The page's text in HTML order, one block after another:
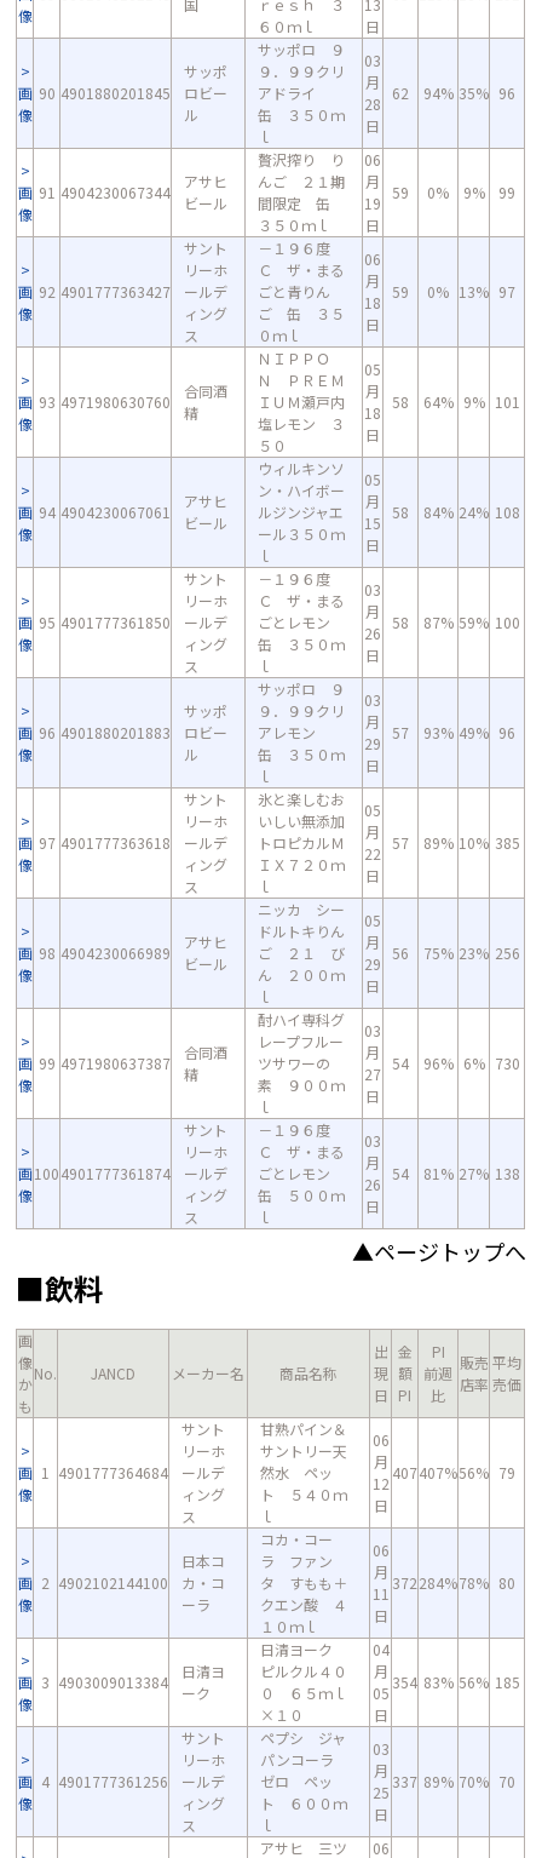
像
国
ｒｅｓｈ ３
６０ｍｌ
13
日
画
像
90 4901880201845
サッポ
ロビー
ル
サッポロ ９
９．９９クリ
アドライ
缶 ３５０ｍ
ｌ
03
月
28
日
62 94% 35% 96
画
像
91 4904230067344
アサヒ
ビール
贅沢搾り り
んご ２１期
間限定 缶
３５０ｍｌ
06
月
19
日
59 0% 9% 99
画
像
92 4901777363427
サント
リーホ
ールデ
ィング
ス
－１９６度
Ｃ ザ・まる
ごと青りん
ご 缶 ３５
０ｍｌ
06
月
18
日
59 0% 13% 97
画
像
93 4971980630760
合同酒
精
ＮＩＰＰＯ
Ｎ ＰＲＥＭ
ＩＵＭ瀬戸内
塩レモン ３
５０
05
月
18
日
58 64% 9% 101
画
像
94 4904230067061
アサヒ
ビール
ウィルキンソ
ン・ハイボー
ルジンジャエ
ール３５０ｍ
ｌ
05
月
15
日
58 84% 24% 108
画
像
95 4901777361850
サント
リーホ
ールデ
ィング
ス
－１９６度
Ｃ ザ・まる
ごとレモン
缶 ３５０ｍ
ｌ
03
月
26
日
58 87% 59% 100
画
像
96 4901880201883
サッポ
ロビー
ル
サッポロ ９
９．９９クリ
アレモン
缶 ３５０ｍ
ｌ
03
月
29
日
57 93% 49% 96
画
像
97 4901777363618
サント
リーホ
ールデ
ィング
ス
氷と楽しむお
いしい無添加
トロピカルＭ
ＩＸ７２０ｍ
ｌ
05
月
22
日
57 89% 10% 385
画
像
98 4904230066989
アサヒ
ビール
ニッカ シー
ドルトキりん
ご ２１ び
ん ２００ｍ
ｌ
05
月
29
日
56 75% 23% 256
画
像
99 4971980637387
合同酒
精
酎ハイ専科グ
レープフルー
ツサワーの
素 ９００ｍ
ｌ
03
月
27
日
54 96% 6% 730
画
像
1004901777361874
サント
リーホ
ールデ
ィング
ス
－１９６度
Ｃ ザ・まる
ごとレモン
缶 ５００ｍ
ｌ
03
月
26
日
54 81% 27% 138
▲ページトップへ
■飲料
画
像
か
も
No. JANCD メーカー名 商品名称
出
現
日
金
額
PI
PI
前週
比
販売
店率
平均
売価
画
像
1 4901777364684
サント
リーホ
ールデ
ィング
ス
甘熟パイン＆
サントリー天
然水 ペッ
ト ５４０ｍ
ｌ
06
月
12
日
407407%56% 79
画
像
2 4902102144100
日本コ
カ・コ
ーラ
コカ・コー
ラ ファン
タ すもも＋
クエン酸 ４
１０ｍｌ
06
月
11
日
372284%78% 80
画
像
3 4903009013384
日清ヨ
ーク
日清ヨーク
ピルクル４０
０ ６５ｍｌ
×１０
04
月
05
日
354 83% 56% 185
画
像
4 4901777361256
サント
リーホ
ールデ
ィング
ス
ペプシ ジャ
パンコーラ
ゼロ ペッ
ト ６００ｍ
ｌ
03
月
25
日
337 89% 70% 70
アサヒ 三ツ 06